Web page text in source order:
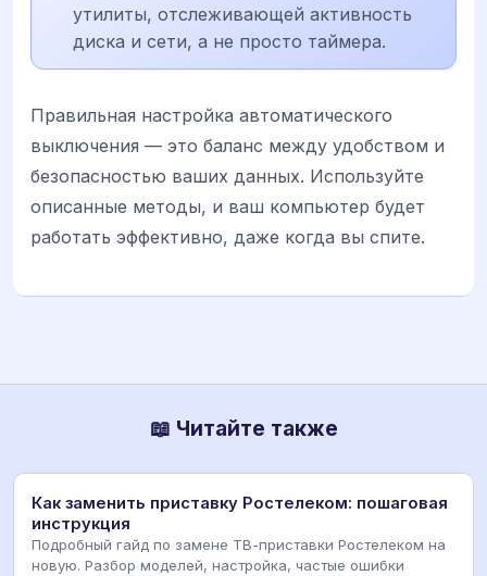
утилиты, отслеживающей активность
диска и сети, а не просто таймера.
Правильная настройка автоматического
выключения — это баланс между удобством и
безопасностью ваших данных. Используйте
описанные методы, и ваш компьютер будет
работать эффективно, даже когда вы спите.
📖 Читайте также
Как заменить приставку Ростелеком: пошаговая
инструкция
Подробный гайд по замене ТВ-приставки Ростелеком на
новую. Разбор моделей, настройка, частые ошибки